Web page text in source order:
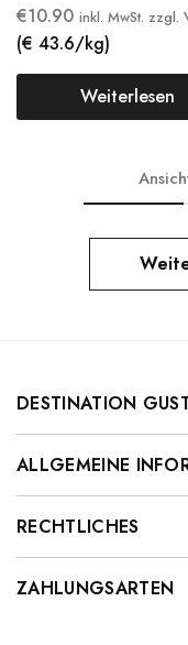
€10.90 inkl. MwSt. zzgl.
(€ 43.6/kg)
Weiterlesen
DESTINATION
ALLGEMEINE
RECHTLICHES
ZAHLUNGSARTEN